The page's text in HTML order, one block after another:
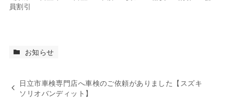
員割引
お知らせ
日立市車検専門店へ車検のご依頼がありました【スズキ
ソリオバンディット】